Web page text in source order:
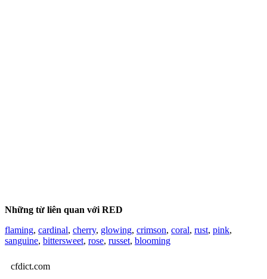
Những từ liên quan với RED
flaming, cardinal, cherry, glowing, crimson, coral, rust, pink,
sanguine, bittersweet, rose, russet, blooming
cfdict.com